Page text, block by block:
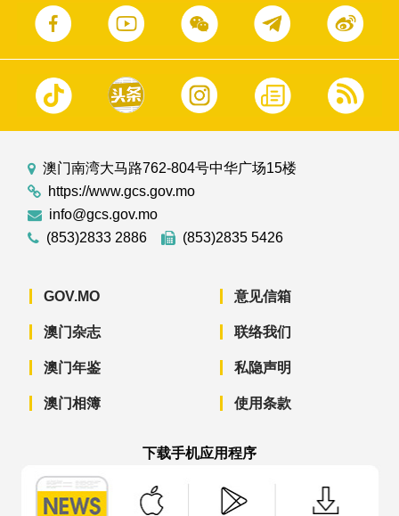
澳门南湾大马路762-804号中华广场15楼
https://www.gcs.gov.mo
info@gcs.gov.mo
(853)2833 2886
(853)2835 5426
GOV.MO
澳门杂志
澳门年鉴
澳门相簿
意见信箱
联络我们
私隐声明
使用条款
下载手机应用程序